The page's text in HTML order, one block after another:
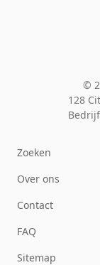
©
128
Zoeken
Over ons
Contact
FAQ
Sitemap